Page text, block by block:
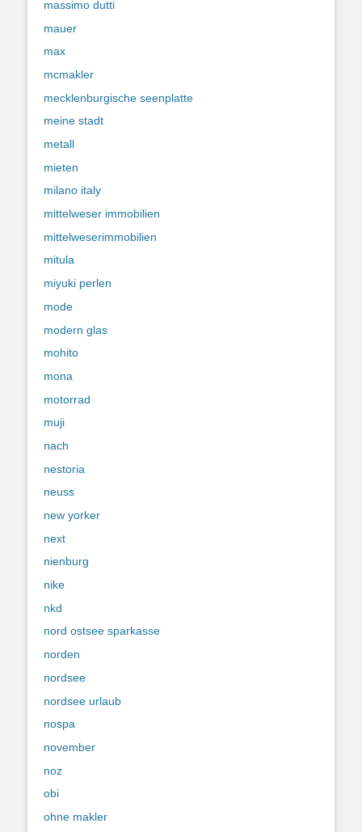
massimo dutti
mauer
max
mcmakler
mecklenburgische seenplatte
meine stadt
metall
mieten
milano italy
mittelweser immobilien
mittelweserimmobilien
mitula
miyuki perlen
mode
modern glas
mohito
mona
motorrad
muji
nach
nestoria
neuss
new yorker
next
nienburg
nike
nkd
nord ostsee sparkasse
norden
nordsee
nordsee urlaub
nospa
november
noz
obi
ohne makler